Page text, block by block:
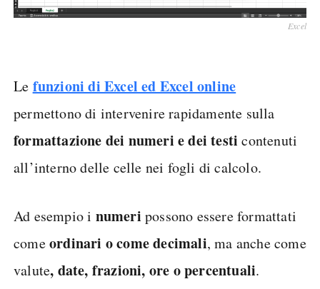
Excel
Le funzioni di Excel ed Excel online
permettono di intervenire rapidamente sulla
formattazione dei numeri e dei testi contenuti
all’interno delle celle nei fogli di calcolo.
Ad esempio i numeri possono essere formattati
comeordinari o come decimali, ma anche come
valute, date, frazioni, ore o percentuali.